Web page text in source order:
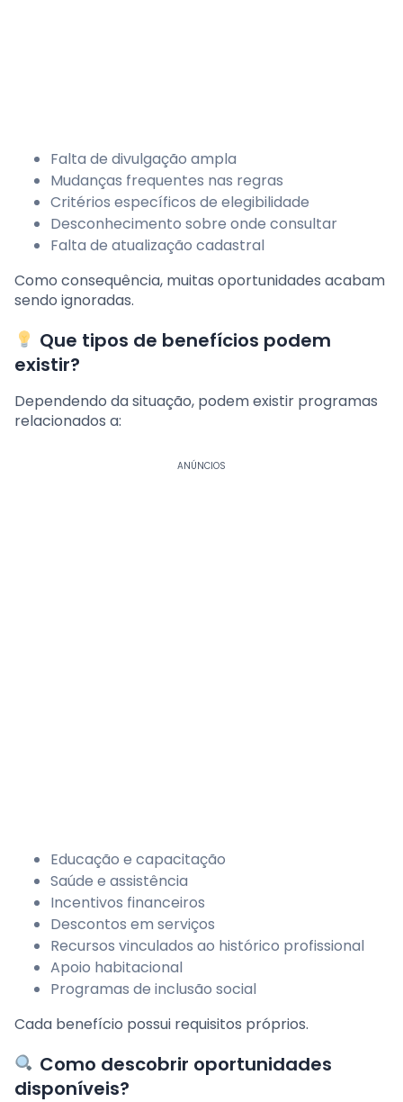
Falta de divulgação ampla
Mudanças frequentes nas regras
Critérios específicos de elegibilidade
Desconhecimento sobre onde consultar
Falta de atualização cadastral
Como consequência, muitas oportunidades acabam
sendo ignoradas.
Que tipos de benefícios podem
existir?
Dependendo da situação, podem existir programas
relacionados a:
ANÚNCIOS
Educação e capacitação
Saúde e assistência
Incentivos financeiros
Descontos em serviços
Recursos vinculados ao histórico profissional
Apoio habitacional
Programas de inclusão social
Cada benefício possui requisitos próprios.
Como descobrir oportunidades
disponíveis?